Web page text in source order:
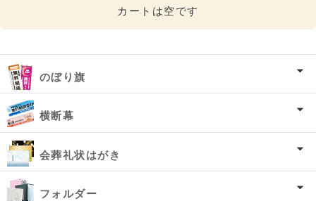
カートは空です
のぼり旗
横断幕
会葬礼状はがき
フォルダー